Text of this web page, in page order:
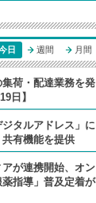
日 週間 月間
荷・配達業務を発
日】
タルアドレス」に
有機能を提供
が連携開始、オン
指導」普及定着が